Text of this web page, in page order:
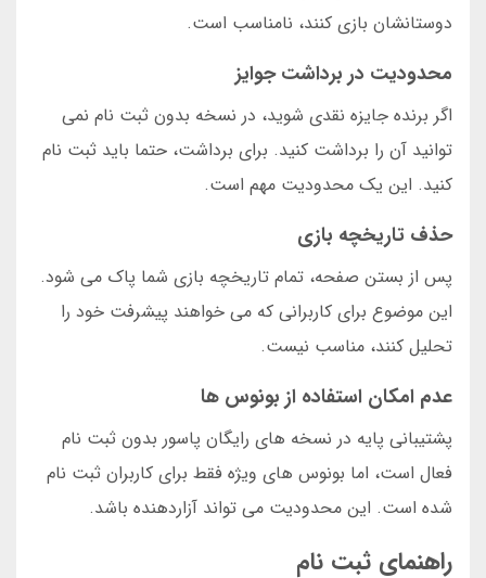
دوستانشان بازی کنند، نامناسب است.
محدودیت در برداشت جوایز
اگر برنده جایزه نقدی شوید، در نسخه بدون ثبت نام نمی
توانید آن را برداشت کنید. برای برداشت، حتما باید ثبت نام
کنید. این یک محدودیت مهم است.
حذف تاریخچه بازی
پس از بستن صفحه، تمام تاریخچه بازی شما پاک می شود.
این موضوع برای کاربرانی که می خواهند پیشرفت خود را
تحلیل کنند، مناسب نیست.
عدم امکان استفاده از بونوس ها
پشتیبانی پایه در نسخه های رایگان پاسور بدون ثبت نام
فعال است، اما بونوس های ویژه فقط برای کاربران ثبت نام
شده است. این محدودیت می تواند آزاردهنده باشد.
راهنمای ثبت نام